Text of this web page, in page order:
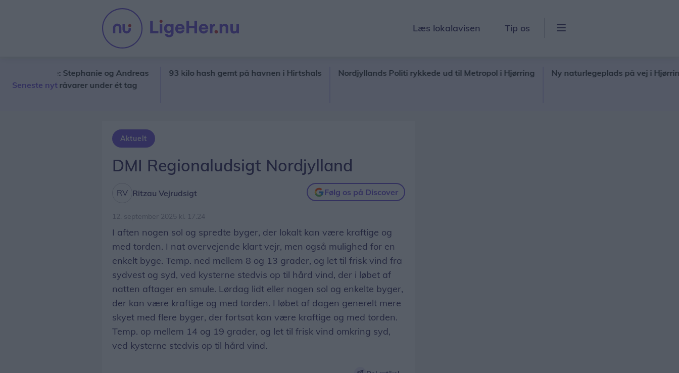
Læs lokalavisen Tip os
Seneste nyt
Stephanie og Andreas
egne råvarer under ét tag
93 kilo hash gemt på havnen i Hirtshals Nordjyllands Politi rykkede ud til Metropol i Hjørring Ny naturlegeplads på vej i Hjørring
Aktuelt
DMI Regionaludsigt Nordjylland
Ritzau Vejrudsigt Følg os på Discover
12. september 2025 kl. 17.24
I aften nogen sol og spredte byger, der lokalt kan være kraftige og
med torden. I nat overvejende klart vejr, men også mulighed for en
enkelt byge. Temp. ned mellem 8 og 13 grader, og let til frisk vind fra
sydvest og syd, ved kysterne stedvis op til hård vind, der i løbet af
natten aftager en smule. Lørdag lidt eller nogen sol og enkelte byger,
der kan være kraftige og med torden. I løbet af dagen generelt mere
skyet med flere byger, der fortsat kan være kraftige og med torden.
Temp. op mellem 14 og 19 grader, og let til frisk vind omkring syd,
ved kysterne stedvis op til hård vind.